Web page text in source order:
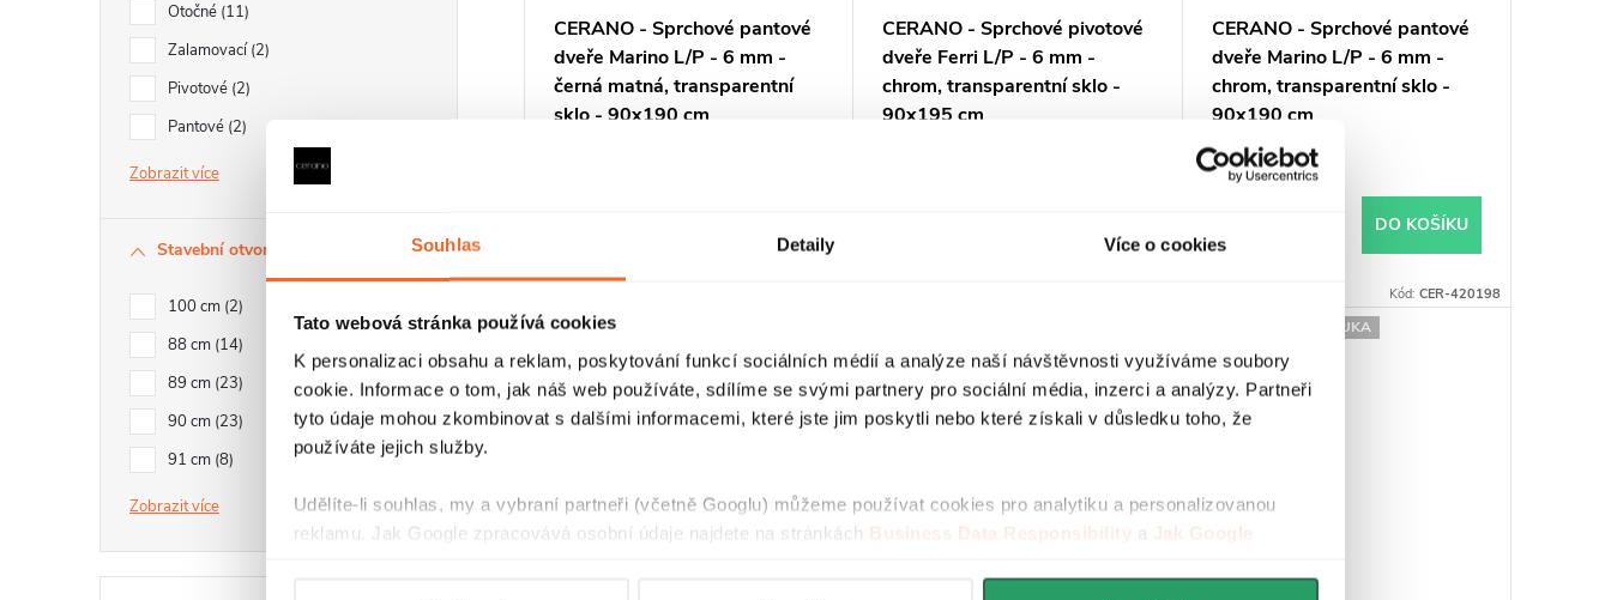
Souhlas Detaily Více o cookies
Tato webová stránka používá cookies
K personalizaci obsahu a reklam, poskytování funkcí sociálních médií a analýze naší návštěvnosti využíváme soubory
cookie. Informace o tom, jak náš web používáte, sdílíme se svými partnery pro sociální média, inzerci a analýzy. Partneři
tyto údaje mohou zkombinovat s dalšími informacemi, které jste jim poskytli nebo které získali v důsledku toho, že
používáte jejich služby.
Udělíte-li souhlas, my a vybraní partneři (včetně Googlu) můžeme používat cookies pro analytiku a personalizovanou
reklamu. Jak Google zpracovává osobní údaje najdete na stránkách Business Data Responsibility a Jak Google
Otočné 11
Zalamovací 2
Pivotové 2
Pantové 2
Zobrazit
Stavební otvor
100 cm 2
88 cm 14
89 cm 23
90 cm 23
91 cm 8
Zobrazit
CERANO - Sprchové pantové
dveře Marino L/P - 6 mm -
černá matná, transparentní
sklo - 90x190 cm
CERANO - Sprchové pivotové
dveře Ferri L/P - 6 mm -
chrom, transparentní sklo -
90x195 cm
CERANO - Sprchové pantové
dveře Marino L/P - 6 mm -
chrom, transparentní sklo -
90x190 cm
Skladem
DO KOŠÍKU
Kód: CER-420198
PRODLOUŽENÁ ZÁRUKA PRODLOUŽENÁ ZÁRUKA